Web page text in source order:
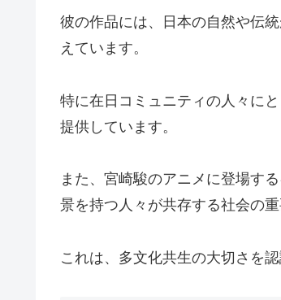
彼の作品には、日本の自然や伝
えています。
特に在日コミュニティの人々に
提供しています。
また、宮崎駿のアニメに登場す
景を持つ人々が共存する社会の
これは、多文化共生の大切さを